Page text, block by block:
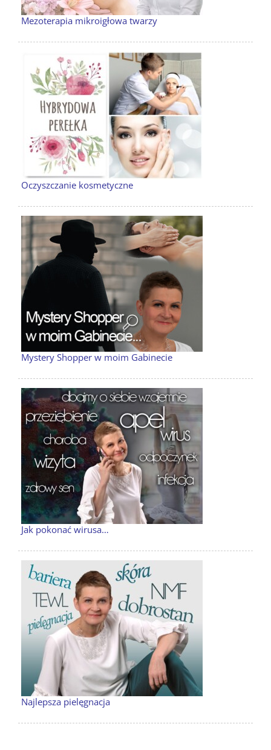
Mezoterapia mikroigłowa twarzy
Oczyszczanie kosmetyczne
Mystery Shopper w moim Gabinecie
Jak pokonać wirusa…
Najlepsza pielęgnacja